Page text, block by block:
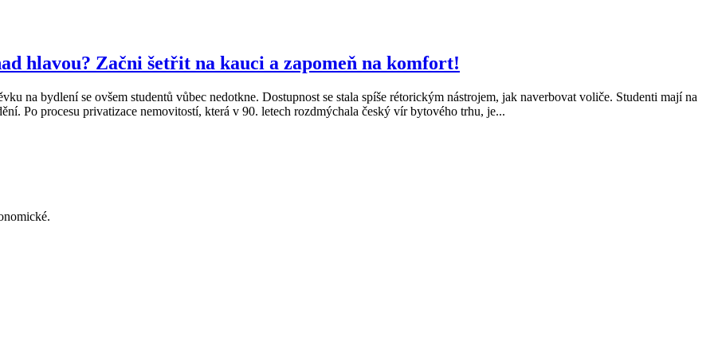
hlavou? Začni šetřit na kauci a zapomeň na komfort!
na bydlení se ovšem studentů vůbec nedotkne. Dostupnost se stala spíše rétorickým nástrojem, jak naverbovat voliče. Studenti mají na
Po procesu privatizace nemovitostí, která v 90. letech rozdmýchala český vír bytového trhu, je...